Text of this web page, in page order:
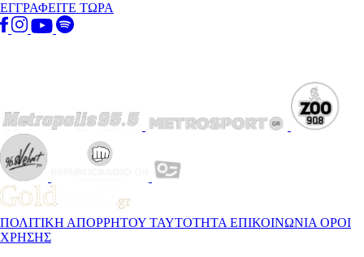
ΕΓΓΡΑΦΕΙΤΕ ΤΩΡΑ
ΠΟΛΙΤΙΚΗ ΑΠΟΡΡΗΤΟΥ ΤΑΥΤΟΤΗΤΑ ΕΠΙΚΟΙΝΩΝΙΑ ΟΡΟΙ
ΧΡΗΣΗΣ